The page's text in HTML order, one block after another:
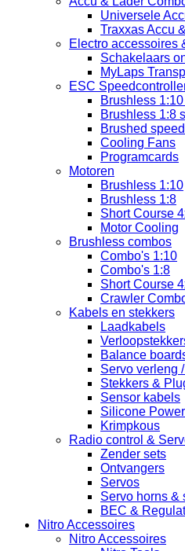
Universele
Traxxas Accu
Electro accessoires
Schakelaars
MyLaps
ESC
Brushless
Brushless 1:8
Brushed
Cooling Fans
Programcards
Motoren
Brushless 1:10
Brushless 1:8
Short Course
Motor Cooling
Brushless combos
Combo's 1:10
Combo's 1:8
Short Course
Crawler
Kabels en stekkers
Laadkabels
Balance
Servo verleng
Stekkers &
Sensor kabels
Silicone
Krimpkous
Radio control &
Zender sets
Ontvangers
Servos
Servo horns &
BEC &
Nitro Accessoires
Nitro Accessoires